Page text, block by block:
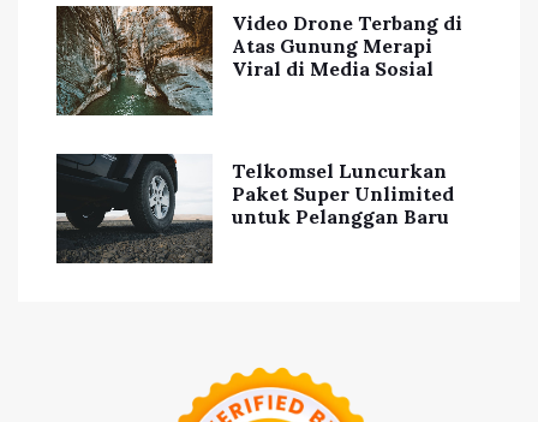
Video Drone Terbang di
Atas Gunung Merapi
Viral di Media Sosial
Telkomsel Luncurkan
Paket Super Unlimited
untuk Pelanggan Baru